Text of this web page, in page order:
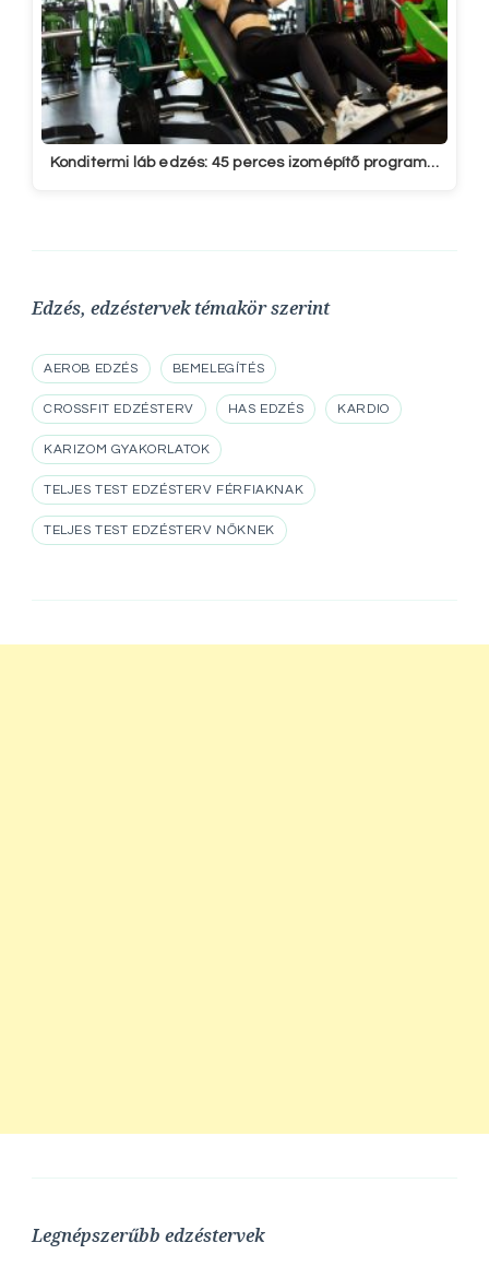
Konditermi láb edzés: 45 perces izomépítő program…
Edzés, edzéstervek témakör szerint
AEROB EDZÉS BEMELEGÍTÉS
CROSSFIT EDZÉSTERV HAS EDZÉS KARDIO
KARIZOM GYAKORLATOK
TELJES TEST EDZÉSTERV FÉRFIAKNAK
TELJES TEST EDZÉSTERV NŐKNEK
Legnépszerűbb edzéstervek